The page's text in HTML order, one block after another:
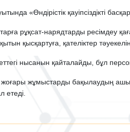
«Өндірістік қауіпсіздікті
рұқсат-нарядтарды ресімдеу
қысқартуға, қателіктер
нысанын қайталайды, бұл
жоғары жұмыстарды бақылаудың
етеді.